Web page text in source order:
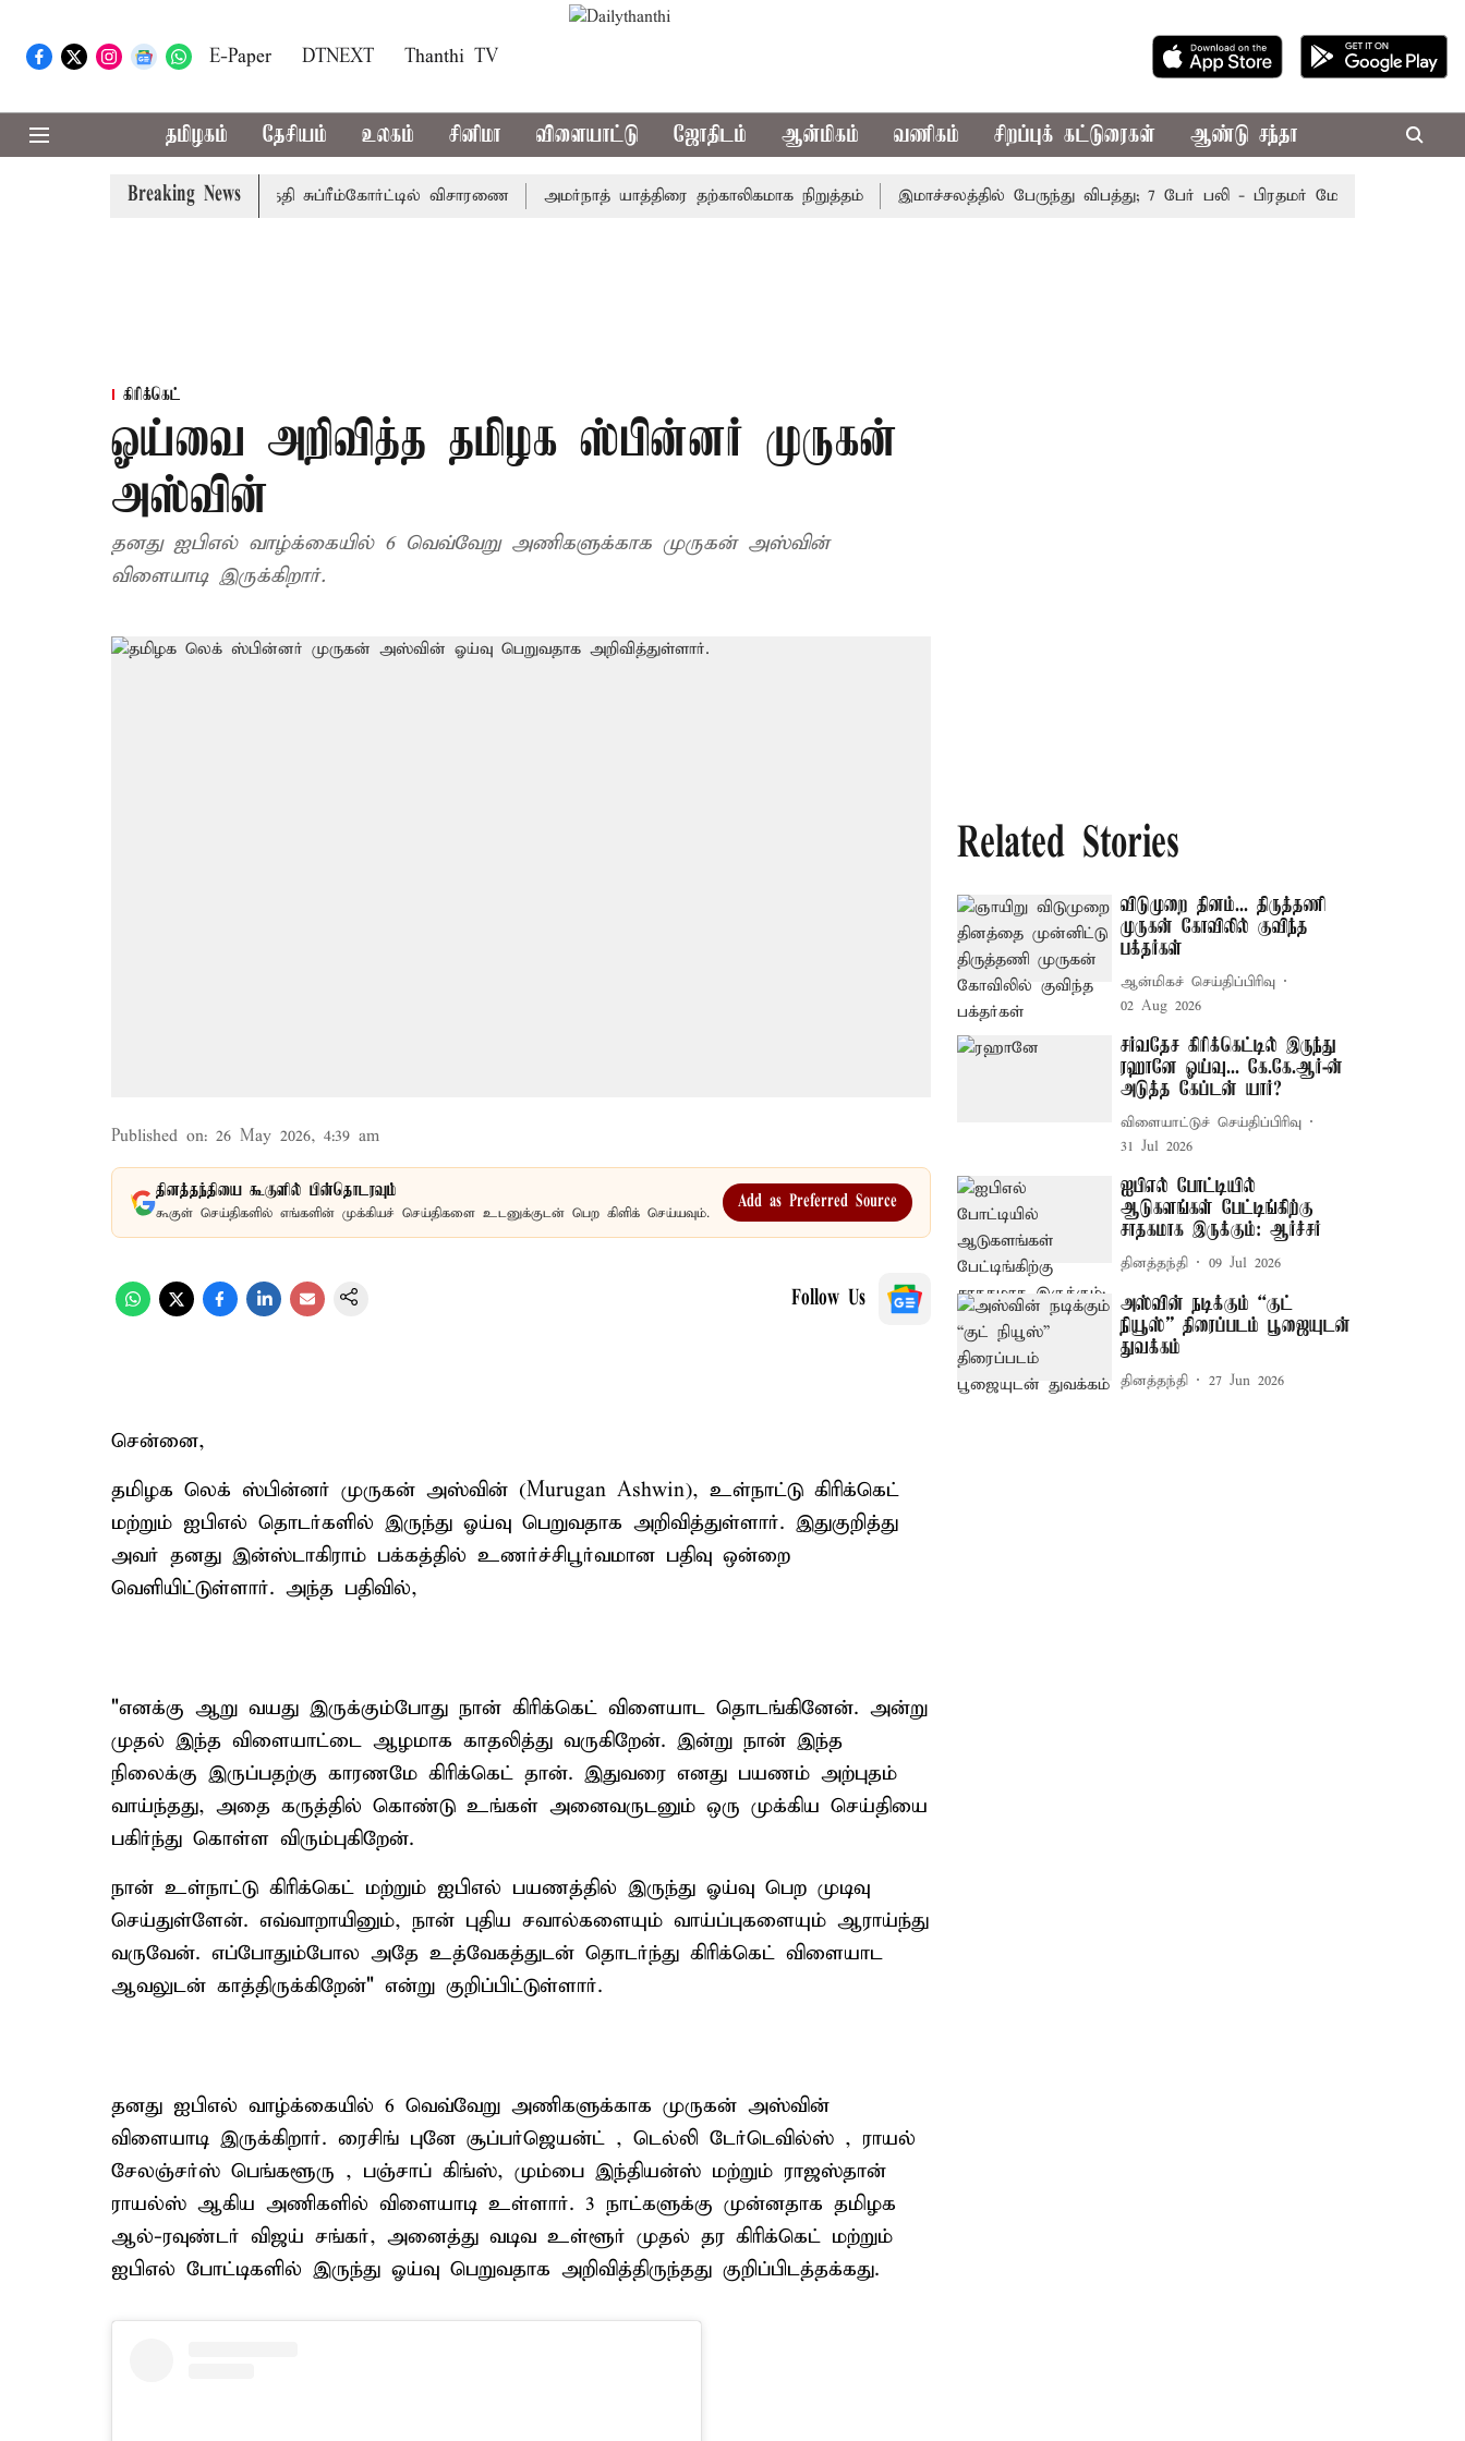
E-Paper DTNEXT Thanthi TV
தமிழகம் தேசியம் உலகம் சினிமா விளையாட்டு ஜோதிடம் ஆன்மிகம் வணிகம் சிறப்புக் கட்டுரைகள் ஆண்டு சந்தா
Breaking News
வழக்கு; வரும் 14ம்தேதி சுப்ரீம்கோர்ட்டில் விசாரணை அமர்நாத் யாத்திரை தற்காலிகமாக நிறுத்தம் இமாச்சலத்தில் பேருந்து விபத்து; 7 பேர் பலி - பிரதமர் மோடி இரங்கல்
கிரிக்கெட்
ஓய்வை அறிவித்த தமிழக ஸ்பின்னர் முருகன்
அஸ்வின்
தனது ஐபிஎல் வாழ்க்கையில் 6 வெவ்வேறு அணிகளுக்காக முருகன் அஸ்வின்
விளையாடி இருக்கிறார்.
Published on: 26 May 2026, 4:39 am
தினத்தந்தியை கூகுளில் பின்தொடரவும்
கூகுள் செய்திகளில் எங்களின் முக்கியச் செய்திகளை உடனுக்குடன் பெற கிளிக் செய்யவும்.
Add as Preferred Source
Follow Us
சென்னை,
தமிழக லெக் ஸ்பின்னர் முருகன் அஸ்வின் (Murugan Ashwin), உள்நாட்டு கிரிக்கெட்
மற்றும் ஐபிஎல் தொடர்களில் இருந்து ஓய்வு பெறுவதாக அறிவித்துள்ளார். இதுகுறித்து
அவர் தனது இன்ஸ்டாகிராம் பக்கத்தில் உணர்ச்சிபூர்வமான பதிவு ஒன்றை
வெளியிட்டுள்ளார். அந்த பதிவில்,
"எனக்கு ஆறு வயது இருக்கும்போது நான் கிரிக்கெட் விளையாட தொடங்கினேன். அன்று
முதல் இந்த விளையாட்டை ஆழமாக காதலித்து வருகிறேன். இன்று நான் இந்த
நிலைக்கு இருப்பதற்கு காரணமே கிரிக்கெட் தான். இதுவரை எனது பயணம் அற்புதம்
வாய்ந்தது, அதை கருத்தில் கொண்டு உங்கள் அனைவருடனும் ஒரு முக்கிய செய்தியை
பகிர்ந்து கொள்ள விரும்புகிறேன்.
நான் உள்நாட்டு கிரிக்கெட் மற்றும் ஐபிஎல் பயணத்தில் இருந்து ஓய்வு பெற முடிவு
செய்துள்ளேன். எவ்வாறாயினும், நான் புதிய சவால்களையும் வாய்ப்புகளையும் ஆராய்ந்து
வருவேன். எப்போதும்போல அதே உத்வேகத்துடன் தொடர்ந்து கிரிக்கெட் விளையாட
ஆவலுடன் காத்திருக்கிறேன்" என்று குறிப்பிட்டுள்ளார்.
தனது ஐபிஎல் வாழ்க்கையில் 6 வெவ்வேறு அணிகளுக்காக முருகன் அஸ்வின்
விளையாடி இருக்கிறார். ரைசிங் புனே சூப்பர்ஜெயன்ட் , டெல்லி டேர்டெவில்ஸ் , ராயல்
சேலஞ்சர்ஸ் பெங்களூரு , பஞ்சாப் கிங்ஸ், மும்பை இந்தியன்ஸ் மற்றும் ராஜஸ்தான்
ராயல்ஸ் ஆகிய அணிகளில் விளையாடி உள்ளார். 3 நாட்களுக்கு முன்னதாக தமிழக
ஆல்-ரவுண்டர் விஜய் சங்கர், அனைத்து வடிவ உள்ளூர் முதல் தர கிரிக்கெட் மற்றும்
ஐபிஎல் போட்டிகளில் இருந்து ஓய்வு பெறுவதாக அறிவித்திருந்தது குறிப்பிடத்தக்கது.
Related Stories
விடுமுறை தினம்... திருத்தணி
முருகன் கோவிலில் குவிந்த
பக்தர்கள்
ஆன்மிகச் செய்திப்பிரிவு
02 Aug 2026
சர்வதேச கிரிக்கெட்டில் இருந்து
ரஹானே ஓய்வு... கே.கே.ஆர்-ன்
அடுத்த கேப்டன் யார்?
விளையாட்டுச் செய்திப்பிரிவு
31 Jul 2026
ஐபிஎல் போட்டியில்
ஆடுகளங்கள் பேட்டிங்கிற்கு
சாதகமாக இருக்கும்: ஆர்ச்சர்
தினத்தந்தி 09 Jul 2026
அஸ்வின் நடிக்கும் “குட்
நியூஸ்” திரைப்படம் பூஜையுடன்
துவக்கம்
தினத்தந்தி 27 Jun 2026